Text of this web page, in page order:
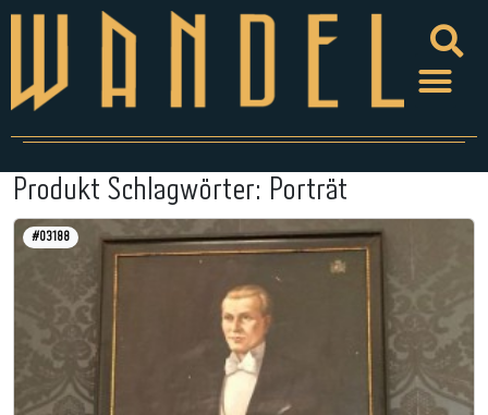
Produkt Schlagwörter: Porträt
#03188